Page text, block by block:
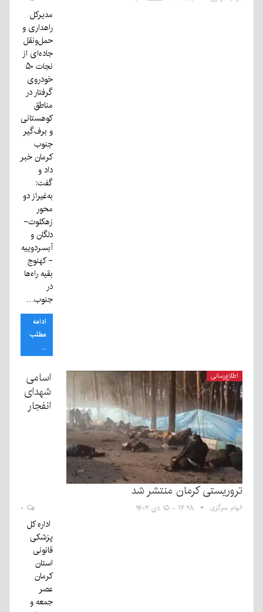
مدیرکل
راهداری و
حمل‌ونقل
جاده‌ای از
نجات ۵۰
خودروی
گرفتار در
مناطق
کوهستانی
و برف‌گیر
جنوب
کرمان خبر
داد و
گفت:
به‌غیراز دو
محور
زهکلوت-
دلگان و
آبسردوییه
- کهنوج
بقیه راه‌ها
در
جنوب…
ادامه
مطلب
...
اطلاع‌رسانی
اسامی
شهدای
انفجار
تروریستی کرمان منتشر شد
الهام سرگزی ۱۷:۲۸ - ۱۵ دی ۱۴۰۲
اداره کل
پزشکی
قانونی
استان
کرمان
عصر
جمعه و